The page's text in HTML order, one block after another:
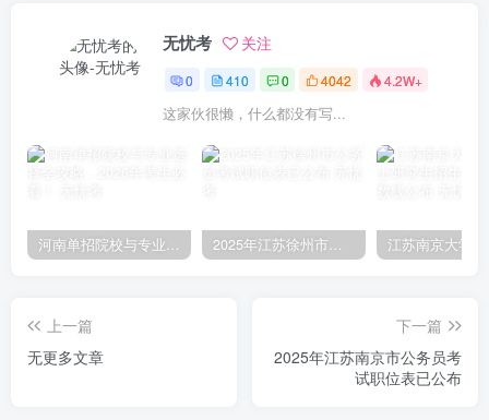
无忧考 关注
0 410 0 4042 4.2W+
这家伙很懒，什么都没有写...
河南单招院校与专业选择全攻略，2026年考生必看！ 2025年江苏徐州市公务员考试职位表已公布
上一篇
无更多文章
下一篇
2025年江苏南京市公务员考
试职位表已公布